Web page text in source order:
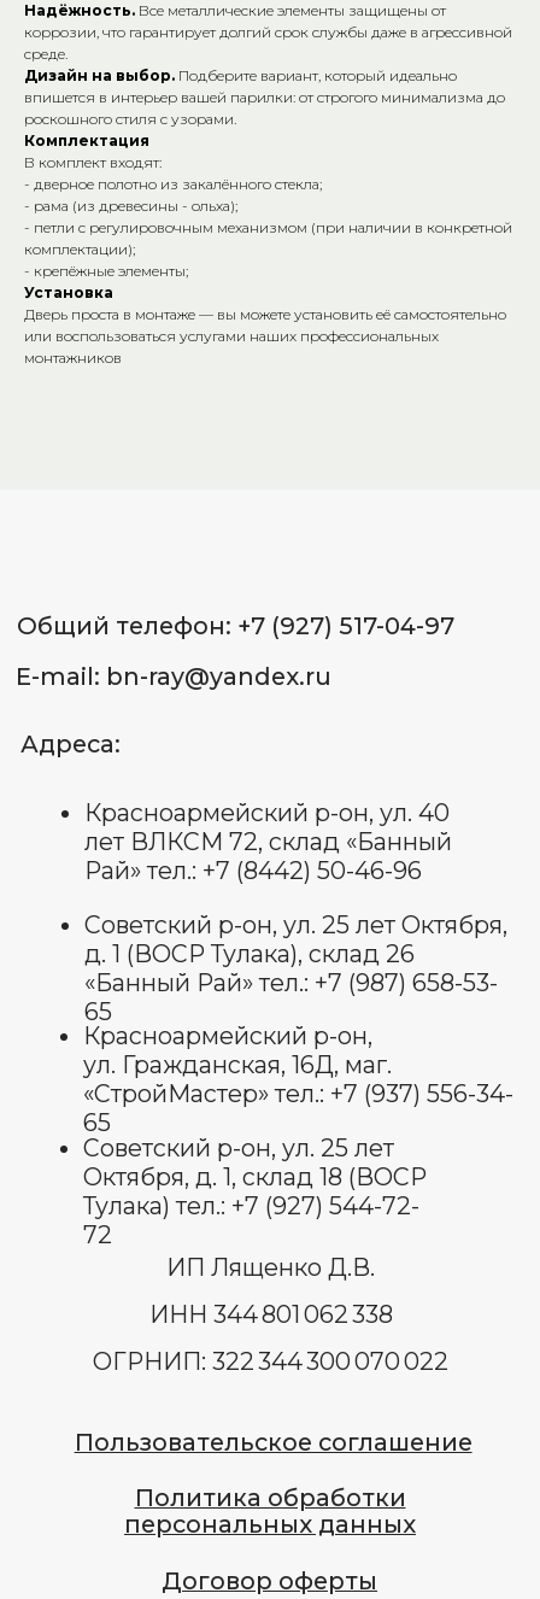
Надёжность. Все металлические элементы защищены от
коррозии, что гарантирует долгий срок службы даже в агрессивной
среде.
Дизайн на выбор. Подберите вариант, который идеально
впишется в интерьер вашей парилки: от строгого минимализма до
роскошного стиля с узорами.
Комплектация
В комплект входят:
- дверное полотно из закалённого стекла;
- рама (из древесины - ольха);
- петли с регулировочным механизмом (при наличии в конкретной
комплектации);
- крепёжные элементы;
Установка
Дверь проста в монтаже — вы можете установить её самостоятельно
или воспользоваться услугами наших профессиональных
монтажников
Красноармейский р-он, ул. 40
лет ВЛКСМ 72, склад «Банный
Рай» тел.: +7 (8442) 50-46-96
Оставить отзыв
Адреса:
Красноармейский р-он,
ул. Гражданская, 16Д, маг.
«СтройМастер» тел.: +7 (937) 556-34-
65
Советский р-он, ул. 25 лет Октября,
д. 1 (ВОСР Тулака), склад 26
«Банный Рай» тел.: +7 (987) 658-53-
65
Советский р-он, ул. 25 лет
персональных данных
E-mail: bn-ray@yandex.ru